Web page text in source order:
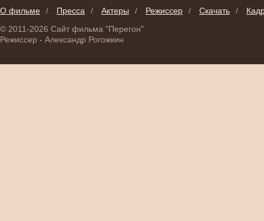
О фильме / Пресса / Актеры / Режиссер / Скачать /
© 2011-2026 Сайт фильма "Перегон"
Режиссер - Александр Рогожкин